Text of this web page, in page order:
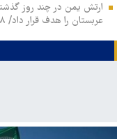
ارتش یمن در چند روز
عربستان را هدف قرار داد/ ۴۸ ساعت آتش صنعا بر سر شورشی‌ها